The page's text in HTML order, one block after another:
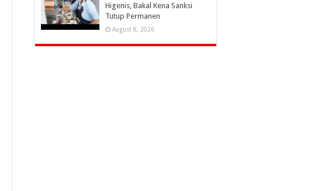
Higenis, Bakal Kena Sanksi
Tutup Permanen
August 8, 2026